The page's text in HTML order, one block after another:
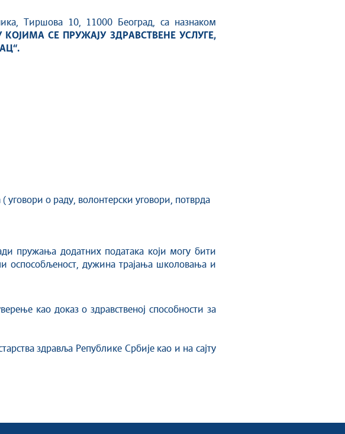
Тиршова 10, 11000 Београд, са назнаком
СЕ ПРУЖАЈУ ЗДРАВСТВЕНЕ УСЛУГЕ,
о раду, волонтерски уговори, потврда
пружања додатних података који могу бити
оспособљеност, дужина трајања школовања и
као доказ о здравственој способности за
здравља Републике Србије као и на сајту